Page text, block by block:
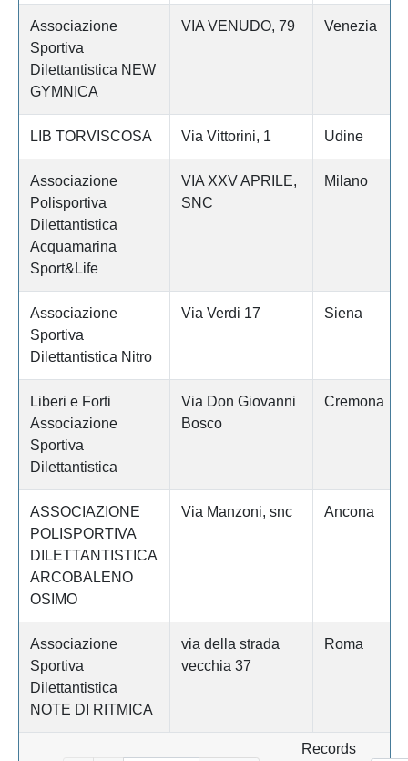
Associazione
Sportiva
Dilettantistica NEW
GYMNICA
VIA VENUDO, 79 Venezia
LIB TORVISCOSA Via Vittorini, 1 Udine
Associazione
Polisportiva
Dilettantistica
Acquamarina
Sport&Life
VIA XXV APRILE,
SNC
Milano
Associazione
Sportiva
Dilettantistica Nitro
Via Verdi 17 Siena
Liberi e Forti
Associazione
Sportiva
Dilettantistica
Via Don Giovanni
Bosco
Cremona
ASSOCIAZIONE
POLISPORTIVA
DILETTANTISTICA
ARCOBALENO
OSIMO
Via Manzoni, snc Ancona
Associazione
Sportiva
Dilettantistica
NOTE DI RITMICA
via della strada
vecchia 37
Roma
Records